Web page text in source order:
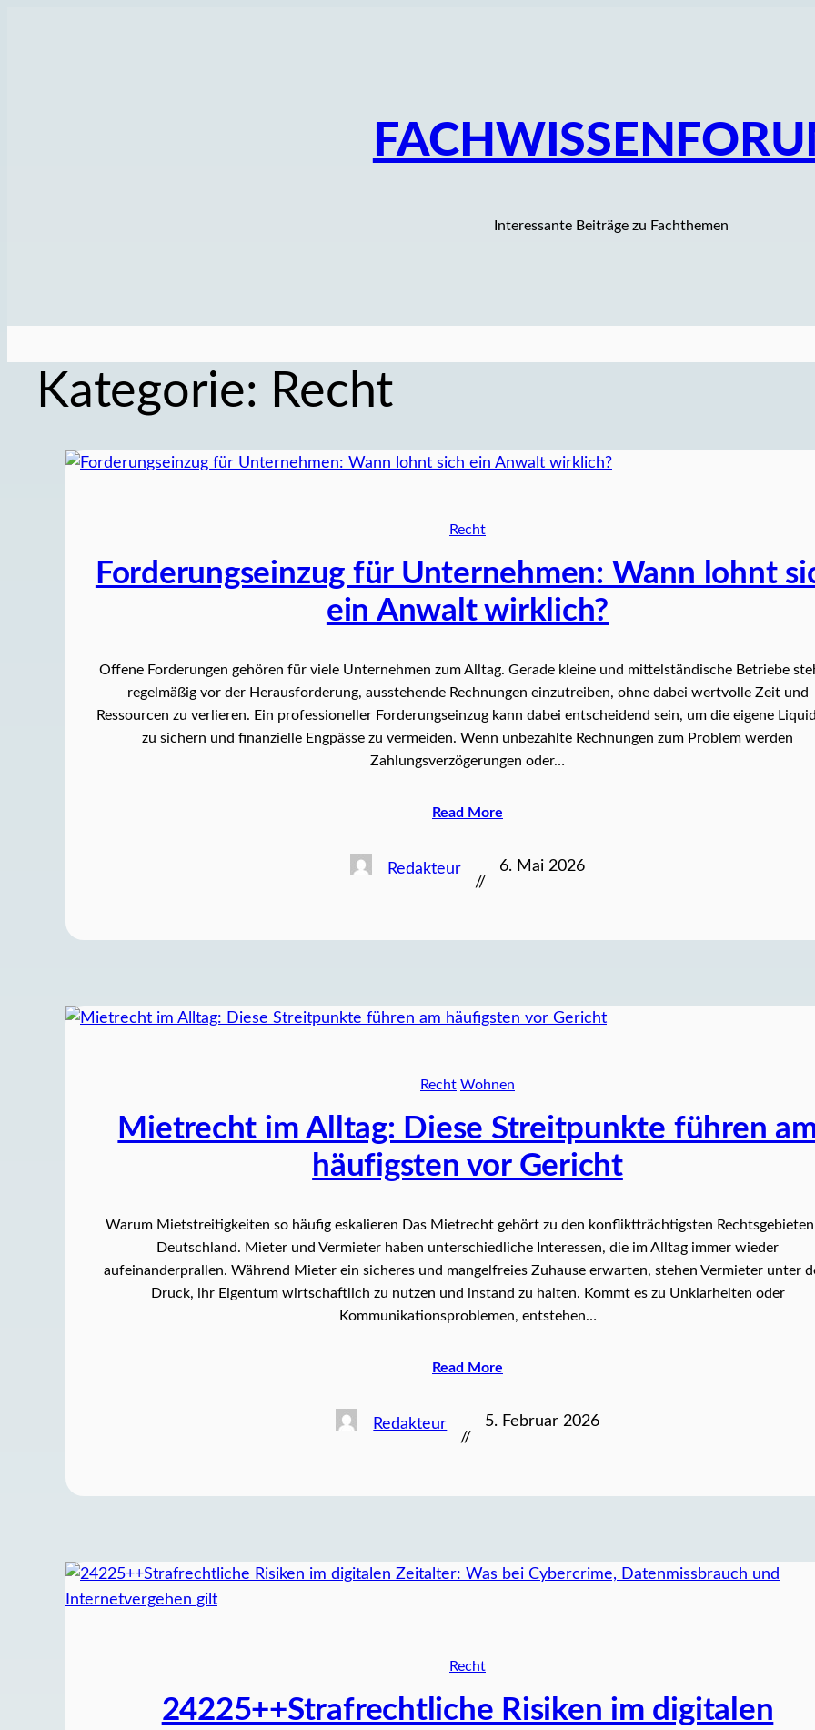
Interessante Beiträge zu Fachthemen
Kategorie: Recht
Recht
Forderungseinzug für Unternehmen: Wann lohnt
ein Anwalt wirklich?
Offene Forderungen gehören für viele Unternehmen zum Alltag. Gerade kleine und mittelständische Betriebe
regelmäßig vor der Herausforderung, ausstehende Rechnungen einzutreiben, ohne dabei wertvolle Zeit und
Ressourcen zu verlieren. Ein professioneller Forderungseinzug kann dabei entscheidend sein, um die eigene
zu sichern und finanzielle Engpässe zu vermeiden. Wenn unbezahlte Rechnungen zum Problem werden
Zahlungsverzögerungen oder…
Read More
Redakteur
//
6. Mai 2026
Recht Wohnen
Mietrecht im Alltag: Diese Streitpunkte führen
häufigsten vor Gericht
Warum Mietstreitigkeiten so häufig eskalieren Das Mietrecht gehört zu den konfliktträchtigsten
Deutschland. Mieter und Vermieter haben unterschiedliche Interessen, die im Alltag immer wieder
aufeinanderprallen. Während Mieter ein sicheres und mangelfreies Zuhause erwarten, stehen Vermieter unter
Druck, ihr Eigentum wirtschaftlich zu nutzen und instand zu halten. Kommt es zu Unklarheiten oder
Kommunikationsproblemen, entstehen…
Read More
Redakteur
//
5. Februar 2026
Recht
24225++Strafrechtliche Risiken im digitalen